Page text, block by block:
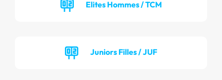
Elites Hommes / TCM
Juniors Filles / JUF